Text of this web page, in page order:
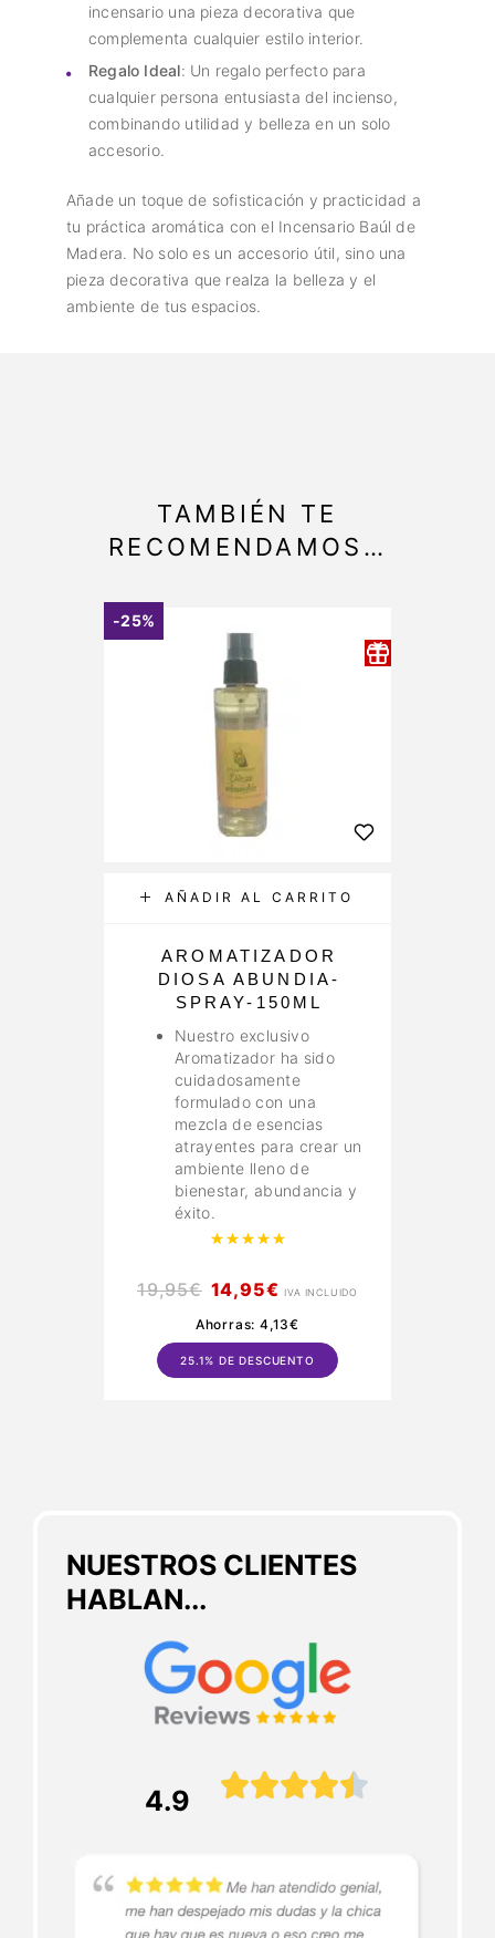
incensario una pieza decorativa que
complementa cualquier estilo interior.
Regalo Ideal: Un regalo perfecto para
cualquier persona entusiasta del incienso,
combinando utilidad y belleza en un solo
accesorio.
Añade un toque de sofisticación y practicidad a
tu práctica aromática con el Incensario Baúl de
Madera. No solo es un accesorio útil, sino una
pieza decorativa que realza la belleza y el
ambiente de tus espacios.
NUESTROS CLIENTES
HABLAN...
4.9 
TAMBIÉN TE
RECOMENDAMOS…
-25%
AÑADIR AL CARRITO
AROMATIZADOR
DIOSA ABUNDIA-
SPRAY-150ML
Nuestro exclusivo
Aromatizador ha sido
cuidadosamente
formulado con una
mezcla de esencias
atrayentes para crear un
ambiente lleno de
bienestar, abundancia y
éxito.
Valorado con
19,95€ 14,95€ IVA INCLUIDO
Ahorras: 4,13€
25.1% DE DESCUENTO